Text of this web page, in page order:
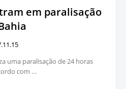
em paralisação
uma paralisação de 24 horas
com …